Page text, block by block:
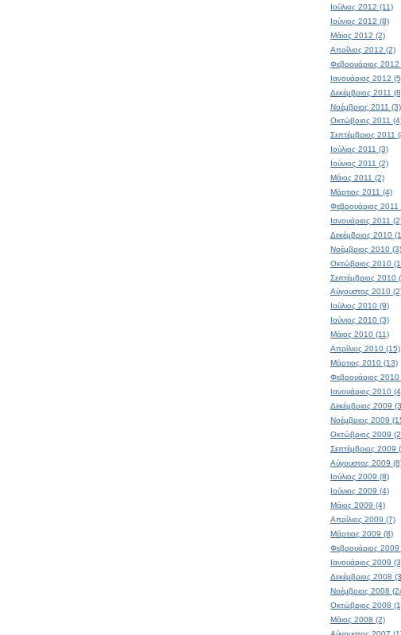
Ιούλιος 2012 (11)
Ιούνιος 2012 (8)
Μάιος 2012 (2)
Απρίλιος 2012 (2)
Φεβρουάριος 2012
Ιανουάριος 2012
Δεκέμβριος 2011
Νοέμβριος 2011 (3)
Οκτώβριος 2011
Σεπτέμβριος 2011
Ιούλιος 2011 (3)
Ιούνιος 2011 (2)
Μάιος 2011 (2)
Μάρτιος 2011 (4)
Φεβρουάριος 2011
Ιανουάριος 2011
Δεκέμβριος 2010
Νοέμβριος 2010 (3)
Οκτώβριος 2010
Σεπτέμβριος 2010
Αύγουστος 2010
Ιούλιος 2010 (9)
Ιούνιος 2010 (3)
Μάιος 2010 (11)
Απρίλιος 2010 (15)
Μάρτιος 2010 (13)
Φεβρουάριος 2010
Ιανουάριος 2010
Δεκέμβριος 2009
Νοέμβριος 2009
Οκτώβριος 2009
Σεπτέμβριος 2009
Αύγουστος 2009
Ιούλιος 2009 (8)
Ιούνιος 2009 (4)
Μάιος 2009 (4)
Απρίλιος 2009 (7)
Μάρτιος 2009 (8)
Φεβρουάριος 2009
Ιανουάριος 2009
Δεκέμβριος 2008
Νοέμβριος 2008
Οκτώβριος 2008
Μάιος 2008 (2)